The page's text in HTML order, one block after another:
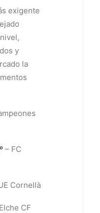
exigente
y
la
– FC
Cornellà
CF